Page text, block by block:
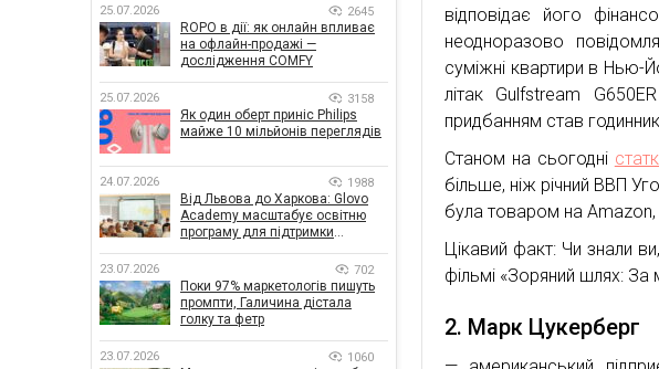
відповідає його
неодноразово
суміжні квартири в Нью-
літак Gulfstream
придбанням став
Станом на сьогодні
більше, ніж річний ВВП
була товаром на Amazon,
Цікавий факт: Чи знали
фільмі «Зоряний шлях:
2. Марк Цукерберг
25.07.2026 2645
ROPO в дії: як онлайн впливає
на офлайн-продажі —
дослідження COMFY
25.07.2026 3158
Як один оберт приніс Philips
майже 10 мільйонів переглядів
24.07.2026 1988
Від Львова до Харкова: Glovo
Academy масштабує освітню
програму для підтримки
23.07.2026 702
Поки 97% маркетологів пишуть
промпти, Галичина дістала
голку та фетр
23.07.2026 1060